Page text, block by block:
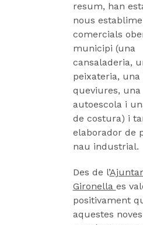
resum, han
nous
comercials
municipi (una
cansaladeria,
peixateria, una
queviures, una
autoescola i
de costura) i
elaborador de
nau industrial.
Des de l’
Gironella es
positivament
aquestes